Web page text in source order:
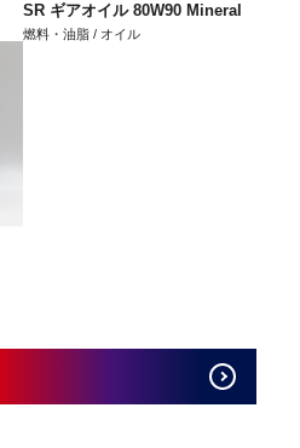
SR ギアオイル 80W90 Mineral
燃料・油脂 / オイル